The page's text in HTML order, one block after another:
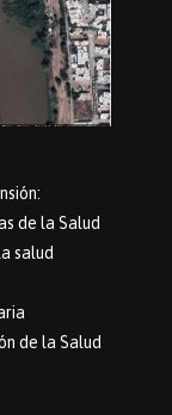
de la Salud
salud
de la Salud